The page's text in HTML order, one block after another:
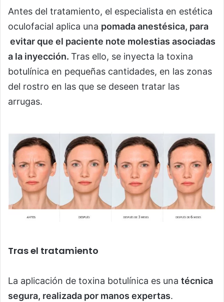
Antes del tratamiento, el especialista en estética
oculofacial aplica una pomada anestésica, para
evitar que el paciente note molestias asociadas
a la inyección. Tras ello, se inyecta la toxina
botulínica en pequeñas cantidades, en las zonas
del rostro en las que se deseen tratar las
arrugas.
Tras el tratamiento
La aplicación de toxina botulínica es una técnica
segura, realizada por manos expertas.